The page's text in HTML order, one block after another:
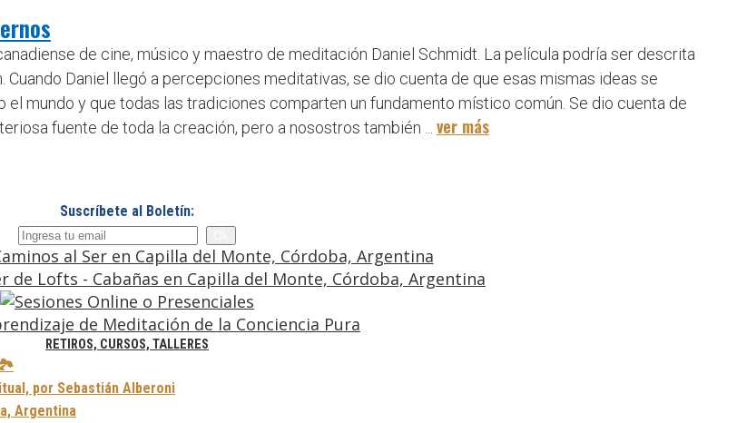
de cine, músico y maestro de meditación Daniel Schmidt. La película podría ser descrita
Daniel llegó a percepciones meditativas, se dio cuenta de que esas mismas ideas se
mundo y que todas las tradiciones comparten un fundamento místico común. Se dio cuenta de
fuente de toda la creación, pero a nosostros también ... ver más
Suscríbete al Boletín:
RETIROS, CURSOS, TALLERES
🏞️
por Sebastián Alberoni
Argentina